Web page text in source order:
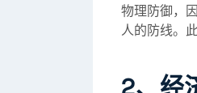
物理防御，
人的防线。